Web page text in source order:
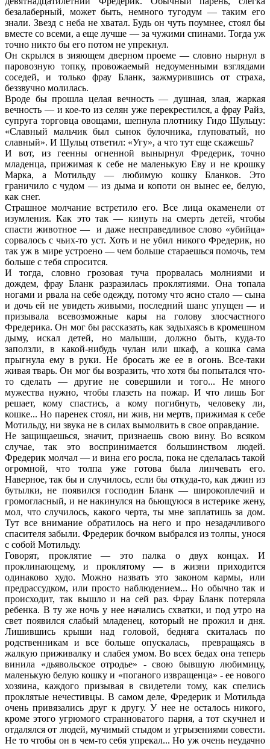
безалаберный, может быть, немного тугодум — таким его
знали. Звезд с неба не хватал. Будь он чуть поумнее, стоял бы
вместе со всеми, а еще лучше — за чужими спинами. Тогда уж
точно никто бы его потом не упрекнул.
Он скрылся в зияющем дверном проеме — словно нырнул в
паровозную топку, провожаемый недоуменными взглядами
соседей, и только фрау Бланк, зажмурившись от страха,
беззвучно молилась.
Вроде бы прошла целая вечность — душная, злая, жаркая
вечность — и кое-то из селян уже перекрестился, а фрау Райз,
супруга торговца овощами, шепнула плотнику Гидо Шульцу:
«Славный мальчик был сынок булочника, глуповатый, но
славный». И Шульц ответил: «Угу», а что тут еще скажешь?
И вот, из геенны огненной вынырнул Фредерик, точно
младенца, прижимая к себе не маленькую Еву и не крошку
Марка, а Мотильду — любимую кошку Бланков. Это
граничило с чудом — из дыма и копоти он вынес ее, белую,
как снег.
Страшное молчание встретило его. Все лица окаменели от
изумления. Как это так — кинуть на смерть детей, чтобы
спасти животное — и даже несправедливое слово «убийца»
сорвалось с чьих-то уст. Хоть и не убил никого Фредерик, но
так уж в мире устроено — чем больше стараешься помочь, тем
больше с тебя спросится.
И тогда, словно грозовая туча прорвалась молниями и
дождем, фрау Бланк разразилась проклятиями. Она топала
ногами и рвала на себе одежду, потому что ясно стало — сына
и дочь ей не увидеть живыми, последний шанс упущен — и
призывала всевозможные кары на голову злосчастного
Фредерика. Он мог бы рассказать, как задыхаясь в кромешном
дыму, искал детей, но малыши, должно быть, куда-то
заползли, в какой-нибудь чулан или шкаф, а кошка сама
прыгнула ему в руки. Не бросать же ее в огонь. Все-таки
живая тварь. Он мог бы возразить, что хотя бы попытался что-
то сделать — другие не совершили и того... Не много
мужества нужно, чтобы глазеть на пожар. И что лишь Бог
решает, кому спастись, а кому погибнуть, человеку ли,
кошке... Но паренек стоял, ни жив, ни мертв, прижимая к себе
Мотильду, ни звука не в силах вымолвить в свое оправдание.
Не защищаешься, значит, признаешь свою вину. Во всяком
случае, так это воспринимается большинством людей.
Фредерик молчал — и вина его росла, пока не сделалась такой
огромной, что толпа уже готова была линчевать его.
Наверное, так бы и случилось, если бы откуда-то, как джин из
бутылки, не появился господин Бланк — широкоплечий и
громогласный, и не накинулся на бьющуюся в истерике жену,
мол, что случилось, какого черта, ты мне заплатишь за дом.
Тут все внимание обратилось на него и про незадачливого
спасителя забыли. Фредерик бочком выбрался из толпы, унося
с собой Мотильду.
Говорят, проклятие — это палка о двух концах. И
проклинающему, и проклятому — в жизни приходится
одинаково худо. Можно назвать это законом кармы, или
предрассудком, или просто наблюдением... Но обычно так и
происходит, так вышло и на сей раз. Фрау Бланк потеряла
ребенка. В ту же ночь у нее начались схватки, и под утро на
свет появился слабый младенец, который не прожил и дня.
Лишившись крыши над головой, бедняга скиталась по
родственникам и все больше опускалась, превращаясь в
жалкую приживалку и слабея умом. Во всех бедах она теперь
винила «дьявольское отродье» - свою бывшую любимицу,
маленькую белую кошку и «поганого извращенца» - ее нового
хозяина, каждого призывая в свидетели тому, как спелись
проклятые нечестивцы. В самом деле, Фредерик и Мотильда
очень привязались друг к другу. У нее не осталось никого,
кроме этого угрюмого странноватого парня, а тот скучнел и
отдалялся от людей, мучимый стыдом и угрызениями совести.
Не то чтобы он в чем-то себя упрекал... Но уж очень неудачно